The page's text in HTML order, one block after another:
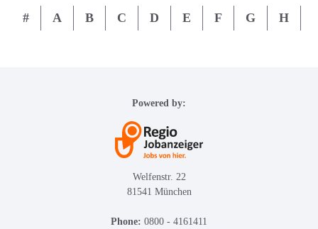
# A B C D E F G H
Powered by:
Welfenstr. 22
81541 München
Phone: 0800 - 4161411